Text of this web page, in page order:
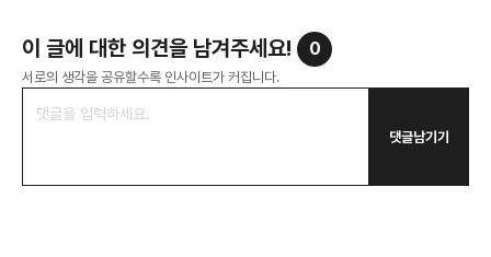
이 글에 대한 의견을 남겨주세요! 0
서로의 생각을 공유할수록 인사이트가 커집니다.
댓글남기기